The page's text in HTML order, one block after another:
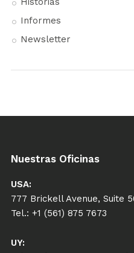
Informes
Newsletter
Nuestras Oficinas
USA:
777 Brickell Avenue, Suite
Tel.: +1 (561) 875 7673
UY: